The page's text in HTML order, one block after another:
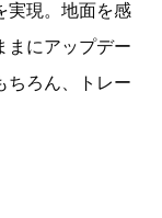
実現。地面を感
まにアップデー
ちろん、トレー